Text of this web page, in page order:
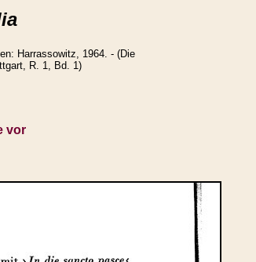
Harrassowitz, 1964. - (Die
R. 1, Bd. 1)
vor